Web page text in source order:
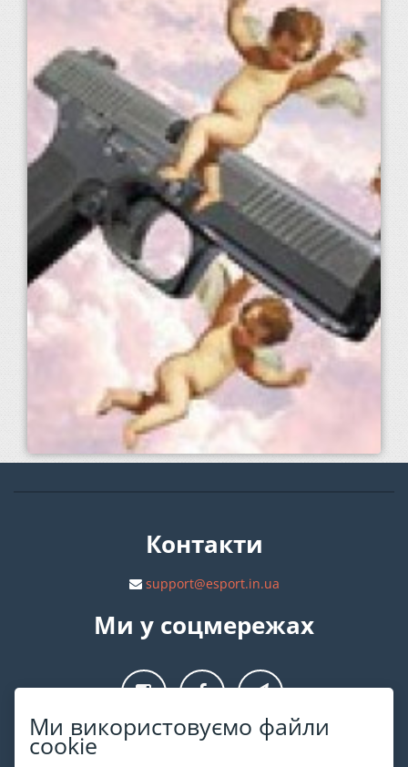
Ми використовуємо файли
cookie
Контакти
support@esport.in.ua
Ми у соцмережах
Про ESPORT .in.ua